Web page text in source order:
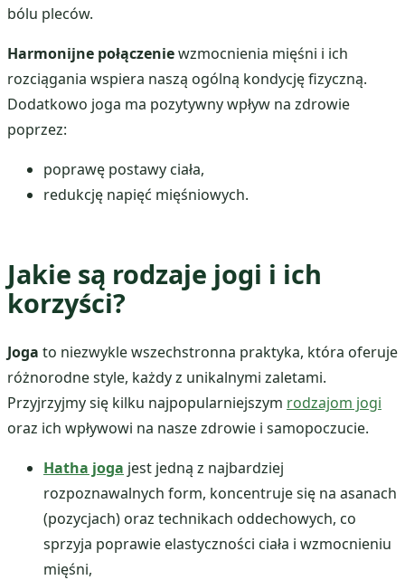
bólu pleców.
Harmonijne połączeniewzmocnienia mięśni i ich
rozciągania wspiera naszą ogólną kondycję fizyczną.
Dodatkowo joga ma pozytywny wpływ na zdrowie
poprzez:
poprawę postawy ciała,
redukcję napięć mięśniowych.
Jakie są rodzaje jogi i ich
korzyści?
Joga to niezwykle wszechstronna praktyka, która oferuje
różnorodne style, każdy z unikalnymi zaletami.
Przyjrzyjmy się kilku najpopularniejszym rodzajom jogi
oraz ich wpływowi na nasze zdrowie i samopoczucie.
Hatha joga jest jedną z najbardziej
rozpoznawalnych form, koncentruje się na asanach
(pozycjach) oraz technikach oddechowych, co
sprzyja poprawie elastyczności ciała i wzmocnieniu
mięśni,